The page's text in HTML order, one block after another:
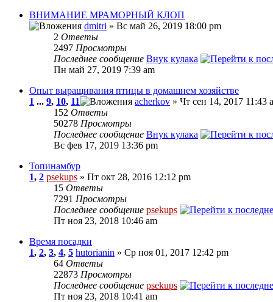
ВНИМАНИЕ МРАМОРНЫЙ КЛОП
dmitri » Вс май 26, 2019 18:00 pm
2 Ответы
2497 Просмотры
Последнее сообщение Внук кулака
Пн май 27, 2019 7:39 am
Опыт выращивания птицы в домашнем хозяйстве
1 ... 9, 10, 11 acherkov » Чт сен 14, 2017 11:43
152 Ответы
50278 Просмотры
Последнее сообщение Внук кулака
Вс фев 17, 2019 13:36 pm
Топинамбур
1, 2 psekups » Пт окт 28, 2016 12:12 pm
15 Ответы
7291 Просмотры
Последнее сообщение psekups
Пт ноя 23, 2018 10:46 am
Время посадки
1, 2, 3, 4, 5 hutorianin » Ср ноя 01, 2017 12:42 pm
64 Ответы
22873 Просмотры
Последнее сообщение psekups
Пт ноя 23, 2018 10:41 am